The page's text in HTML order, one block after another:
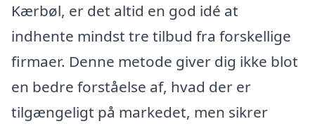
Kærbøl, er det altid en god idé at
indhente mindst tre tilbud fra forskellige
firmaer. Denne metode giver dig ikke blot
en bedre forståelse af, hvad der er
tilgængeligt på markedet, men sikrer